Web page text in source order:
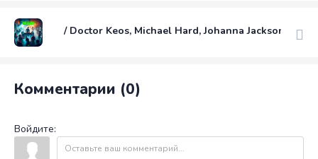
/ Doctor Keos, Michael Hard, Johanna Jackson -
Комментарии (0)
Войдите: